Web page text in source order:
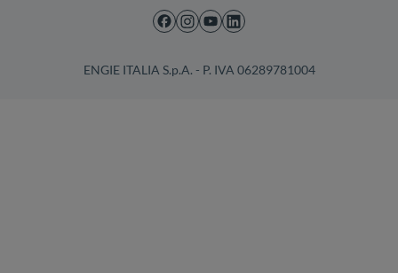
ENGIE ITALIA S.p.A. - P. IVA 06289781004